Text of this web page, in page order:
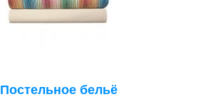
Постельное бельё